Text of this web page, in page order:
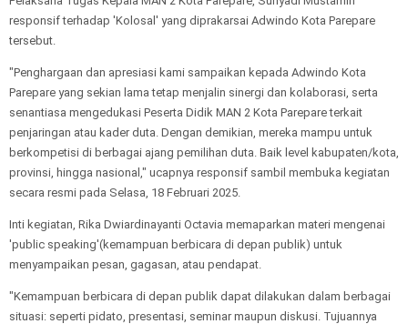
responsif terhadap 'Kolosal' yang diprakarsai Adwindo Kota Parepare
tersebut.
"Penghargaan dan apresiasi kami sampaikan kepada Adwindo Kota
Parepare yang sekian lama tetap menjalin sinergi dan kolaborasi, serta
senantiasa mengedukasi Peserta Didik MAN 2 Kota Parepare terkait
penjaringan atau kader duta. Dengan demikian, mereka mampu untuk
berkompetisi di berbagai ajang pemilihan duta. Baik level kabupaten/kota,
provinsi, hingga nasional," ucapnya responsif sambil membuka kegiatan
secara resmi pada Selasa, 18 Februari 2025.
Inti kegiatan, Rika Dwiardinayanti Octavia memaparkan materi mengenai
'public speaking'(kemampuan berbicara di depan publik) untuk
menyampaikan pesan, gagasan, atau pendapat.
"Kemampuan berbicara di depan publik dapat dilakukan dalam berbagai
situasi: seperti pidato, presentasi, seminar maupun diskusi. Tujuannya